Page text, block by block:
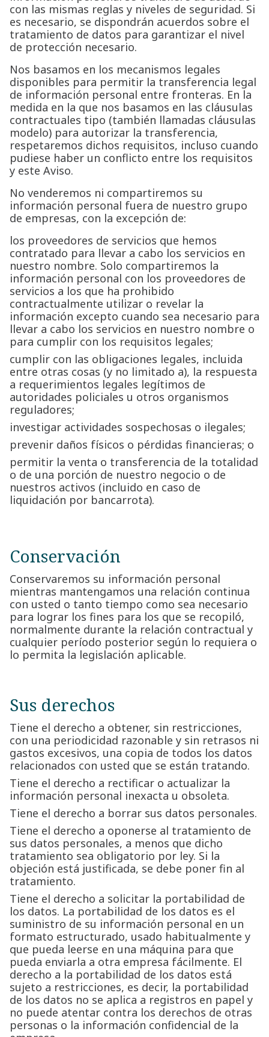
con las mismas reglas y niveles de seguridad. Si
es necesario, se dispondrán acuerdos sobre el
tratamiento de datos para garantizar el nivel
de protección necesario.
Nos basamos en los mecanismos legales
disponibles para permitir la transferencia legal
de información personal entre fronteras. En la
medida en la que nos basamos en las cláusulas
contractuales tipo (también llamadas cláusulas
modelo) para autorizar la transferencia,
respetaremos dichos requisitos, incluso cuando
pudiese haber un conflicto entre los requisitos
y este Aviso.
No venderemos ni compartiremos su
información personal fuera de nuestro grupo
de empresas, con la excepción de:
los proveedores de servicios que hemos
contratado para llevar a cabo los servicios en
nuestro nombre. Solo compartiremos la
información personal con los proveedores de
servicios a los que ha prohibido
contractualmente utilizar o revelar la
información excepto cuando sea necesario para
llevar a cabo los servicios en nuestro nombre o
para cumplir con los requisitos legales;
cumplir con las obligaciones legales, incluida
entre otras cosas (y no limitado a), la respuesta
a requerimientos legales legítimos de
autoridades policiales u otros organismos
reguladores;
investigar actividades sospechosas o ilegales;
prevenir daños físicos o pérdidas financieras; o
permitir la venta o transferencia de la totalidad
o de una porción de nuestro negocio o de
nuestros activos (incluido en caso de
liquidación por bancarrota).
Conservación
Conservaremos su información personal
mientras mantengamos una relación continua
con usted o tanto tiempo como sea necesario
para lograr los fines para los que se recopiló,
normalmente durante la relación contractual y
cualquier período posterior según lo requiera o
lo permita la legislación aplicable.
Sus derechos
Tiene el derecho a obtener, sin restricciones,
con una periodicidad razonable y sin retrasos ni
gastos excesivos, una copia de todos los datos
relacionados con usted que se están tratando.
Tiene el derecho a rectificar o actualizar la
información personal inexacta u obsoleta.
Tiene el derecho a borrar sus datos personales.
Tiene el derecho a oponerse al tratamiento de
sus datos personales, a menos que dicho
tratamiento sea obligatorio por ley. Si la
objeción está justificada, se debe poner fin al
tratamiento.
Tiene el derecho a solicitar la portabilidad de
los datos. La portabilidad de los datos es el
suministro de su información personal en un
formato estructurado, usado habitualmente y
que pueda leerse en una máquina para que
pueda enviarla a otra empresa fácilmente. El
derecho a la portabilidad de los datos está
sujeto a restricciones, es decir, la portabilidad
de los datos no se aplica a registros en papel y
no puede atentar contra los derechos de otras
personas o la información confidencial de la